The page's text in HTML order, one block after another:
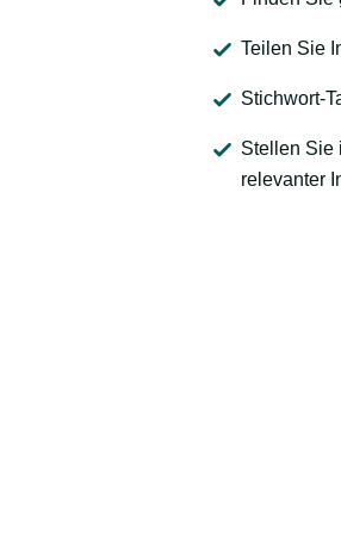
Teilen Sie
Stichwort-
Stellen Sie
relevanter